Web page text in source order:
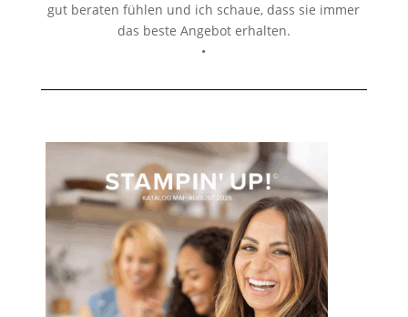
gut beraten fühlen und ich schaue, dass sie immer
das beste Angebot erhalten.
•